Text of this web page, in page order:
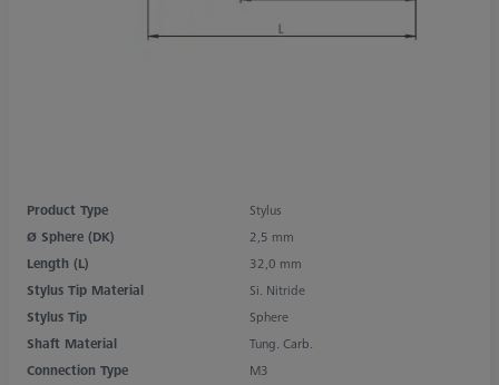
Product Type
Stylus
Ø Sphere (DK)
2,5 mm
Length (L)
32,0 mm
Stylus Tip Material
Si. Nitride
Stylus Tip
Sphere
Shaft Material
Tung. Carb.
Connection Type
M3